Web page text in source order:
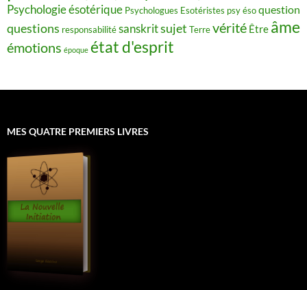
Psychologie ésotérique Psychologues Esotéristes psy ésoquestion
questions responsabilitésanskritsujet Terrevérité Être âme
émotions époque état d'esprit
MES QUATRE PREMIERS LIVRES